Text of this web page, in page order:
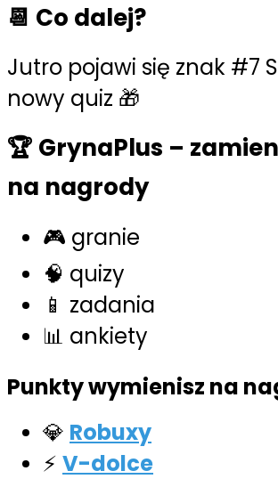
📆 Co dalej?
Jutro pojawi się znak #7
nowy quiz 🎁
🏆 GrynaPlus –
na nagrody
🎮 granie
🧠 quizy
📱 zadania
📊 ankiety
Punkty wymienisz na
💎 Robuxy
⚡ V-dolce